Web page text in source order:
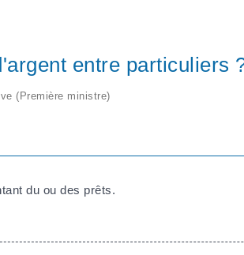
entre particuliers
(Première ministre)
du ou des prêts.